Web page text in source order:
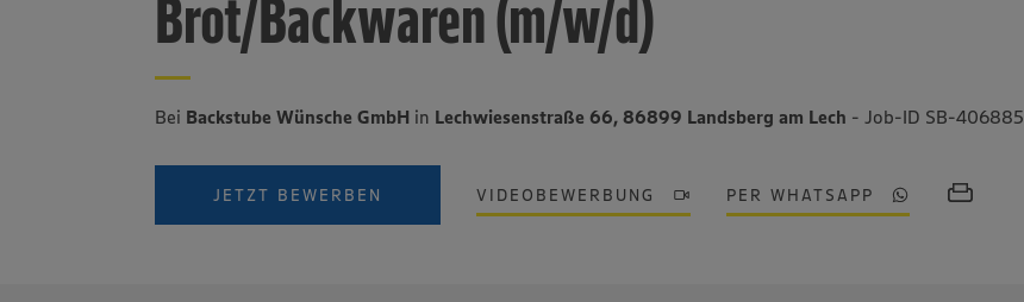
Brot/Backwaren (m/w/d)
Bei Backstube Wünsche GmbH in Lechwiesenstraße 66, 86899 Landsberg am Lech - Job-ID SB-406885
JETZT BEWERBEN VIDEOBEWERBUNG PER WHATSAPP